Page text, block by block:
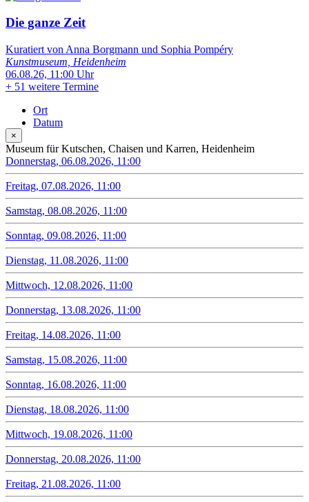
Die ganze Zeit
Kuratiert von Anna Borgmann und Sophia Pompéry
Kunstmuseum, Heidenheim
06.08.26, 11:00 Uhr
+ 51 weitere Termine
Ort
Datum
×
Museum für Kutschen, Chaisen und Karren, Heidenheim
Donnerstag, 06.08.2026, 11:00
Freitag, 07.08.2026, 11:00
Samstag, 08.08.2026, 11:00
Sonntag, 09.08.2026, 11:00
Dienstag, 11.08.2026, 11:00
Mittwoch, 12.08.2026, 11:00
Donnerstag, 13.08.2026, 11:00
Freitag, 14.08.2026, 11:00
Samstag, 15.08.2026, 11:00
Sonntag, 16.08.2026, 11:00
Dienstag, 18.08.2026, 11:00
Mittwoch, 19.08.2026, 11:00
Donnerstag, 20.08.2026, 11:00
Freitag, 21.08.2026, 11:00